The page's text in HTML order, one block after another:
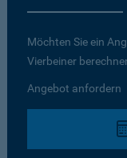
Möchten Sie ein
Vierbeiner
Angebot anfordern